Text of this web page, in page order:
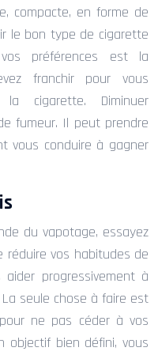
compacte, en forme de
le bon type de cigarette
préférences est la
franchir pour vous
cigarette. Diminuer
fumeur. Il peut prendre
vous conduire à gagner
du vapotage, essayez
vos habitudes de
progressivement à
seule chose à faire est
ne pas céder à vos
objectif bien défini, vous